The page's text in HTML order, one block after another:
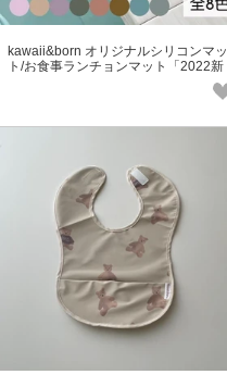
kawaii&born オリジナルシリコンマッ
ト/お食事ランチョンマット「2022新